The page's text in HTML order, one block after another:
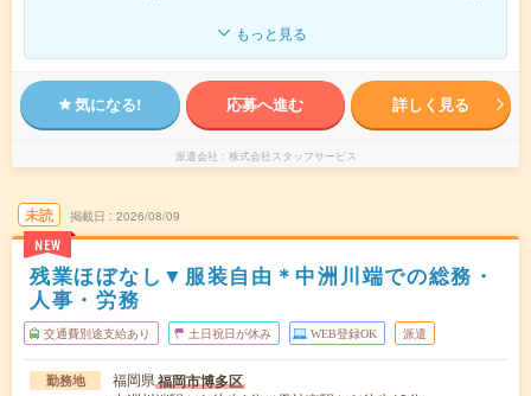
もっと見る
気になる! 応募へ進む 詳しく見る
派遣会社 株式会社スタッフサービス
未読
NEW
掲載日 2026/08/09
残業ほぼなし▼服装自由＊中洲川端での総務・
人事・労務
交通費別途支給あり 土日祝日が休み WEB登録OK 派遣
勤務地 福岡県福岡市博多区